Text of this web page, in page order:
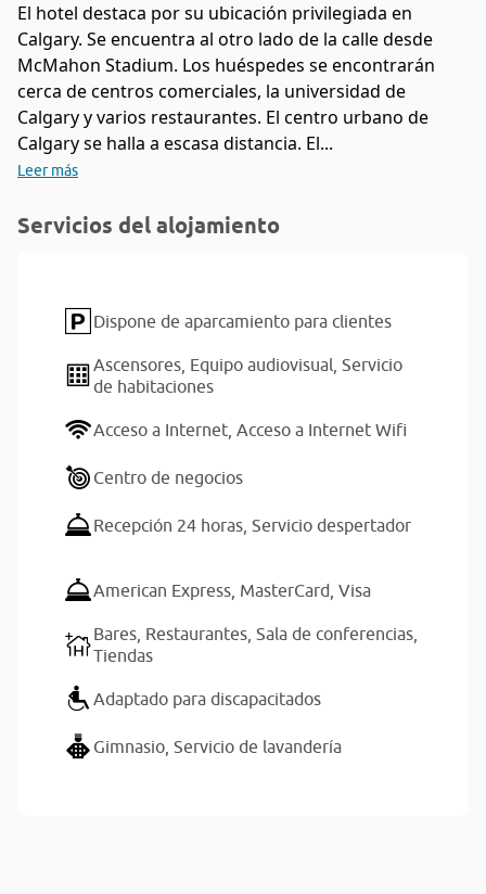
El hotel destaca por su ubicación privilegiada en
Calgary. Se encuentra al otro lado de la calle desde
McMahon Stadium. Los huéspedes se encontrarán
cerca de centros comerciales, la universidad de
Calgary y varios restaurantes. El centro urbano de
Calgary se halla a escasa distancia. El...
Leer más
Servicios del alojamiento
Dispone de aparcamiento para clientes
Ascensores, Equipo audiovisual, Servicio
de habitaciones
Acceso a Internet, Acceso a Internet Wifi
Centro de negocios
Recepción 24 horas, Servicio despertador
American Express, MasterCard, Visa
Bares, Restaurantes, Sala de conferencias,
Tiendas
Adaptado para discapacitados
Gimnasio, Servicio de lavandería